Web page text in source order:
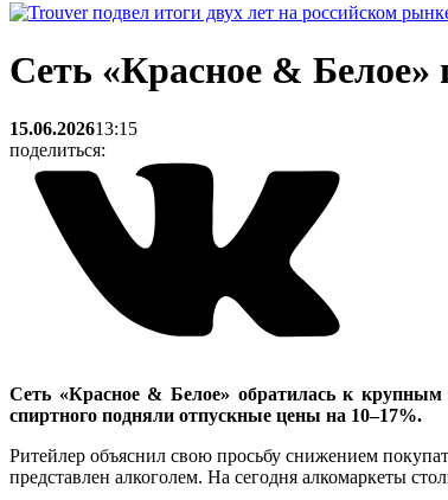
Сеть «Красное & Белое»
15.06.202613:15
поделиться:
Сеть «Красное & Белое» обратилась к крупным
спиртного подняли отпускные цены на 10–17%.
Ритейлер объяснил свою просьбу снижением
представлен алкоголем. На сегодня алкомаркеты